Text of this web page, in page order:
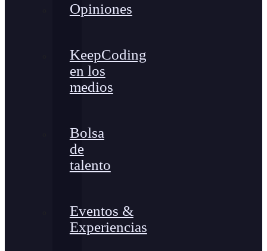
Opiniones
KeepCoding
en los
medios
Bolsa
de
talento
Eventos &
Experiencias